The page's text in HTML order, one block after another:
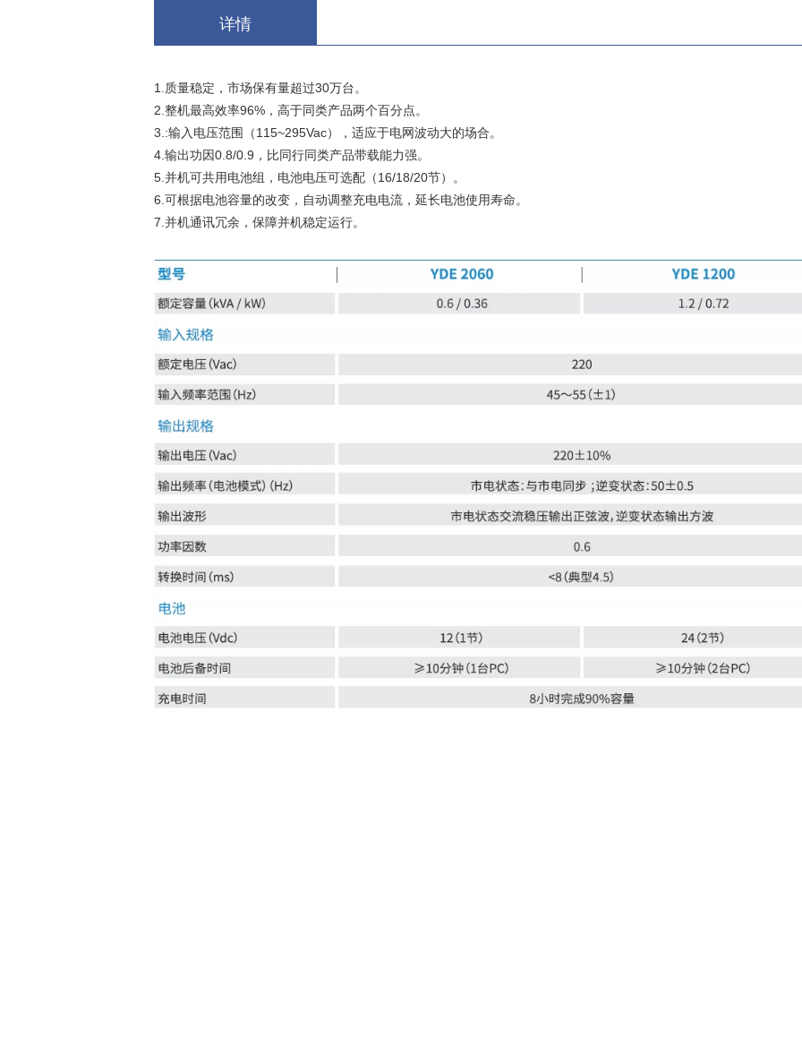
详情
1.质量稳定，市场保有量超过30万台。
2.整机最高效率96%，高于同类产品两个百分点。
3.:输入电压范围（115~295Vac），适应于电网波动大的场合。
4.输出功因0.8/0.9，比同行同类产品带载能力强。
5.并机可共用电池组，电池电压可选配（16/18/20节）。
6.可根据电池容量的改变，自动调整充电电流，延长电池使用寿命。
7.并机通讯冗余，保障并机稳定运行。